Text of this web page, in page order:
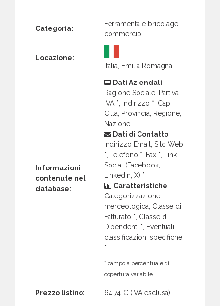
Categoria:
Ferramenta e bricolage -
commercio
Locazione:
Italia, Emilia Romagna
Informazioni
contenute nel
database:
Dati Aziendali:
Ragione Sociale, Partiva
IVA *, Indirizzo *, Cap,
Città, Provincia, Regione,
Nazione.
Dati di Contatto:
Indirizzo Email, Sito Web
*, Telefono *, Fax *, Link
Social (Facebook,
Linkedin, X) *
Caratteristiche:
Categorizzazione
merceologica, Classe di
Fatturato *, Classe di
Dipendenti *, Eventuali
classificazioni specifiche
*
* campo a percentuale di
copertura variabile.
Prezzo listino: 64,74 € (IVA esclusa)